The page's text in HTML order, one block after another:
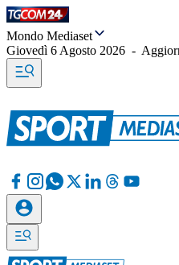
Mondo Mediaset
Giovedì 6 Agosto 2026 -